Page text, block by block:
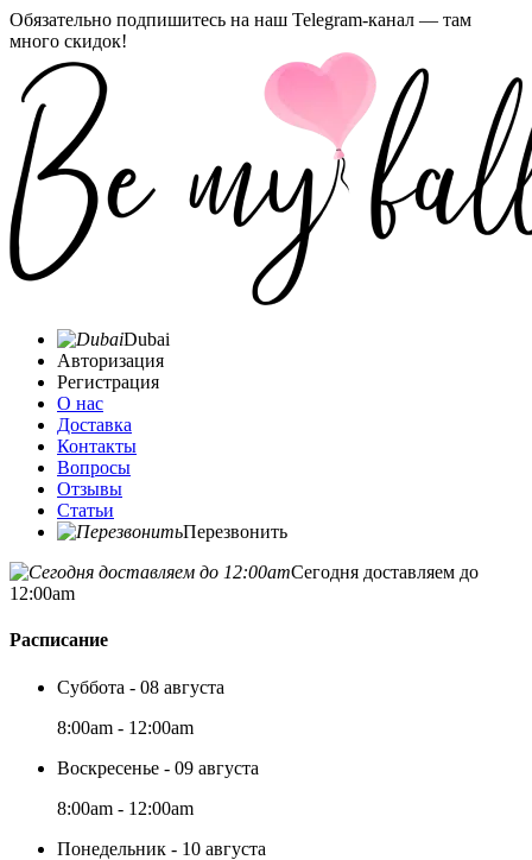
Обязательно подпишитесь на наш Telegram-канал — там
много скидок!
Dubai
Авторизация
Регистрация
О нас
Доставка
Контакты
Вопросы
Отзывы
Статьи
Перезвонить
Сегодня доставляем до
12:00am
Расписание
Суббота - 08 августа
8:00am - 12:00am
Воскресенье - 09 августа
8:00am - 12:00am
Понедельник - 10 августа